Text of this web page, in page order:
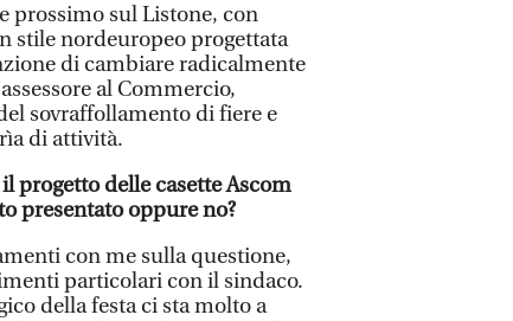
prossimo sul Listone, con
stile nordeuropeo progettata
di cambiare radicalmente
al Commercio,
sovraffollamento di fiere e
di attività.
progetto delle casette Ascom
presentato oppure no?
con me sulla questione,
particolari con il sindaco.
della festa ci sta molto a